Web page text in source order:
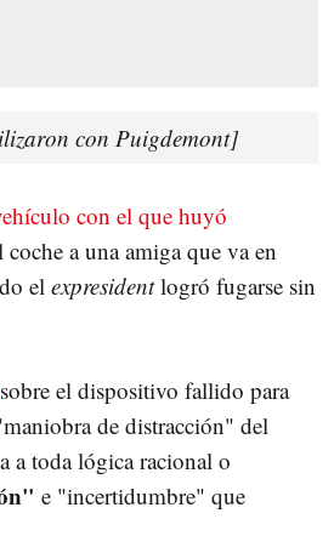
con Puigdemont]
con el que huyó
a una amiga que va en
el expresidentlogró fugarse sin
sobre el dispositivo fallido para
de distracción" del
a toda lógica racional o
e "incertidumbre" que